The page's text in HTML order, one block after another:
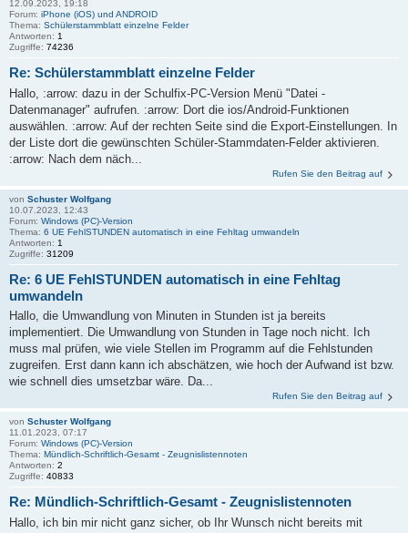
12.09.2023, 19:18
Forum: iPhone (iOS) und ANDROID
Thema: Schülerstammblatt einzelne Felder
Antworten: 1
Zugriffe: 74236
Re: Schülerstammblatt einzelne Felder
Hallo, :arrow: dazu in der Schulfix-PC-Version Menü "Datei -
Datenmanager" aufrufen. :arrow: Dort die ios/Android-Funktionen
auswählen. :arrow: Auf der rechten Seite sind die Export-Einstellungen. In
der Liste dort die gewünschten Schüler-Stammdaten-Felder aktivieren.
:arrow: Nach dem näch...
Rufen Sie den Beitrag auf
von Schuster Wolfgang
10.07.2023, 12:43
Forum: Windows (PC)-Version
Thema: 6 UE FehlSTUNDEN automatisch in eine Fehltag umwandeln
Antworten: 1
Zugriffe: 31209
Re: 6 UE FehlSTUNDEN automatisch in eine Fehltag
umwandeln
Hallo, die Umwandlung von Minuten in Stunden ist ja bereits
implementiert. Die Umwandlung von Stunden in Tage noch nicht. Ich
muss mal prüfen, wie viele Stellen im Programm auf die Fehlstunden
zugreifen. Erst dann kann ich abschätzen, wie hoch der Aufwand ist bzw.
wie schnell dies umsetzbar wäre. Da...
Rufen Sie den Beitrag auf
von Schuster Wolfgang
11.01.2023, 07:17
Forum: Windows (PC)-Version
Thema: Mündlich-Schriftlich-Gesamt - Zeugnislistennoten
Antworten: 2
Zugriffe: 40833
Re: Mündlich-Schriftlich-Gesamt - Zeugnislistennoten
Hallo, ich bin mir nicht ganz sicher, ob Ihr Wunsch nicht bereits mit